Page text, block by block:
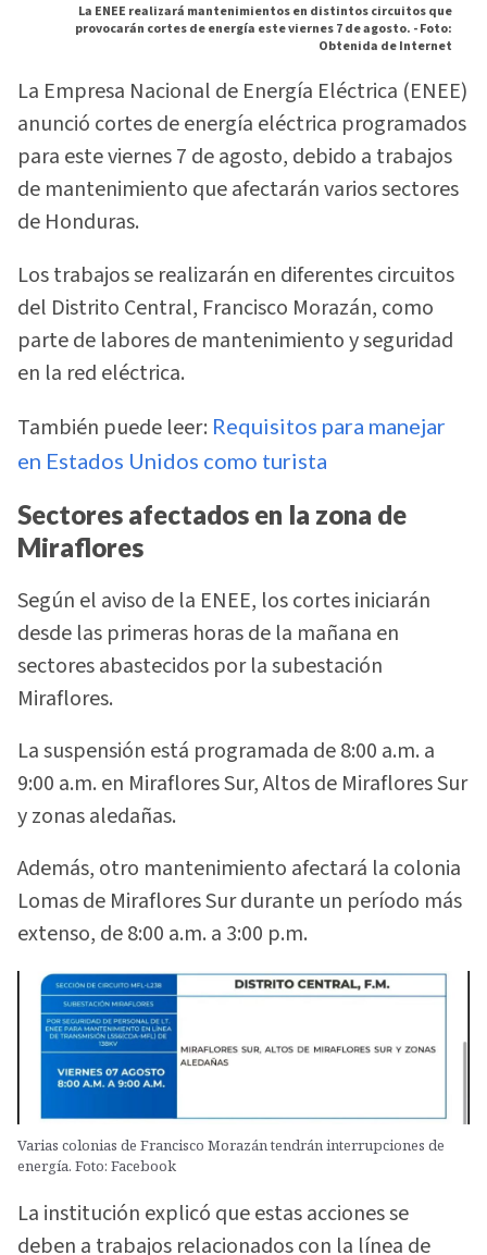
La ENEE realizará mantenimientos en distintos circuitos que
provocarán cortes de energía este viernes 7 de agosto. -Foto:
Obtenida de Internet
La Empresa Nacional de Energía Eléctrica (ENEE)
anunció cortes de energía eléctrica programados
para este viernes 7 de agosto, debido a trabajos
de mantenimiento que afectarán varios sectores
de Honduras.
Los trabajos se realizarán en diferentes circuitos
del Distrito Central, Francisco Morazán, como
parte de labores de mantenimiento y seguridad
en la red eléctrica.
También puede leer: Requisitos para manejar
en Estados Unidos como turista
Sectores afectados en la zona de
Miraflores
Según el aviso de la ENEE, los cortes iniciarán
desde las primeras horas de la mañana en
sectores abastecidos por la subestación
Miraflores.
La suspensión está programada de 8:00 a.m. a
9:00 a.m. en Miraflores Sur, Altos de Miraflores Sur
y zonas aledañas.
Además, otro mantenimiento afectará la colonia
Lomas de Miraflores Sur durante un período más
extenso, de 8:00 a.m. a 3:00 p.m.
Varias colonias de Francisco Morazán tendrán interrupciones de
energía. Foto: Facebook
La institución explicó que estas acciones se
deben a trabajos relacionados con la línea de